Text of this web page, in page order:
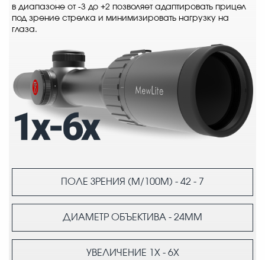
в диапазоне от -3 до +2 позволяет адаптировать прицел
под зрение стрелка и минимизировать нагрузку на
глаза.
ПОЛЕ ЗРЕНИЯ (М/100М) - 42 - 7
ДИАМЕТР ОБЪЕКТИВА - 24ММ
УВЕЛИЧЕНИЕ 1X - 6X